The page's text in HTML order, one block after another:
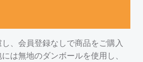
、会員登録なしで商品をご購入
は無地のダンボールを使用し、